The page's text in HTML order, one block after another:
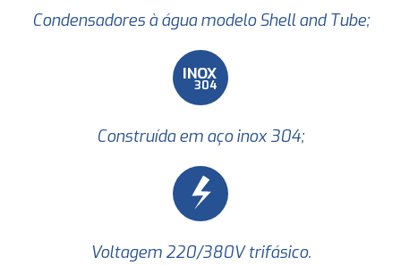
Condensadores à água modelo Shell and Tube;
INOX
304
Construída em aço inox 304;
Voltagem 220/380V trifásico.